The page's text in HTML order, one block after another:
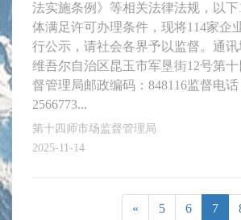
法实施条例》等相关法律法规，以下
体满足许可办理条件，现将114家企
行公示，请社会各界予以监督。通
维吾尔自治区昆玉市军垦街12号第
督管理局邮政编码：848116监督电话
2566773...
第十四师市场监督管理局
2025-11-14
« 5 6 7